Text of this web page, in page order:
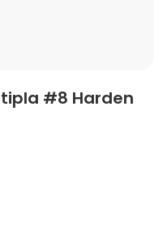
tipla #8 Harden